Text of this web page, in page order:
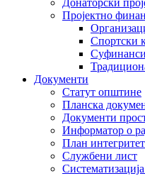
Донаторски
Пројектно
Спортски
Документи
Статут општине
Планска
Документи
Информатор о
План
Службени лист